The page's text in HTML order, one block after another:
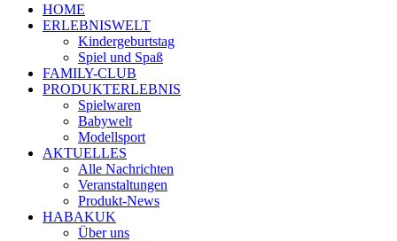
HOME
ERLEBNISWELT
Kindergeburtstag
Spiel und Spaß
FAMILY-CLUB
PRODUKTERLEBNIS
Spielwaren
Babywelt
Modellsport
AKTUELLES
Alle Nachrichten
Veranstaltungen
Produkt-News
HABAKUK
Über uns